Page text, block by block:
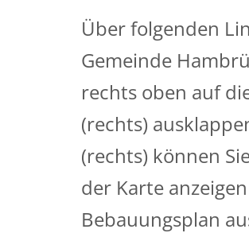
Über folgenden
Gemeinde
rechts oben auf
(rechts)
(rechts) können
der Karte
Bebauungsplan